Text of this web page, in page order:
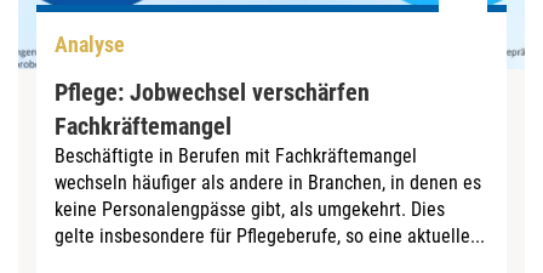
Analyse
Pflege: Jobwechsel verschärfen
Fachkräftemangel
Beschäftigte in Berufen mit Fachkräftemangel
wechseln häufiger als andere in Branchen, in denen es
keine Personalengpässe gibt, als umgekehrt. Dies
gelte insbesondere für Pflegeberufe, so eine aktuelle...